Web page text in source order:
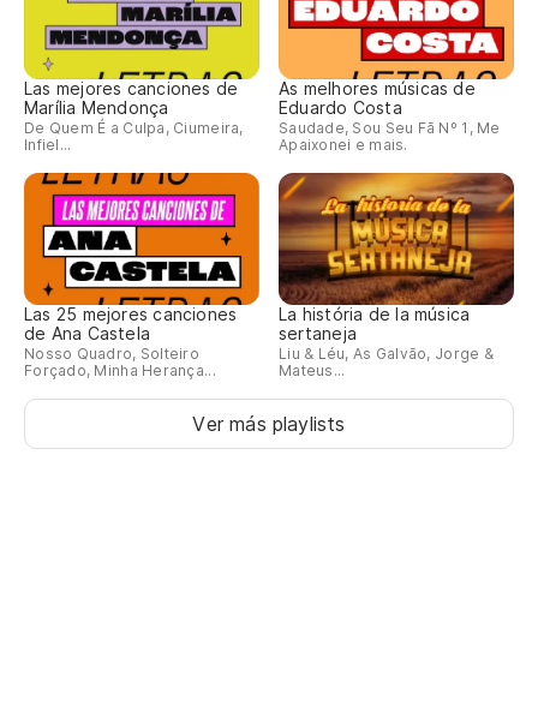
Las mejores canciones de
Marília Mendonça
De Quem É a Culpa, Ciumeira,
Infiel...
As melhores músicas de
Eduardo Costa
Saudade, Sou Seu Fã Nº 1, Me
Apaixonei e mais.
Las 25 mejores canciones
de Ana Castela
Nosso Quadro, Solteiro
Forçado, Minha Herança...
La história de la música
sertaneja
Liu & Léu, As Galvão, Jorge &
Mateus...
Ver más playlists